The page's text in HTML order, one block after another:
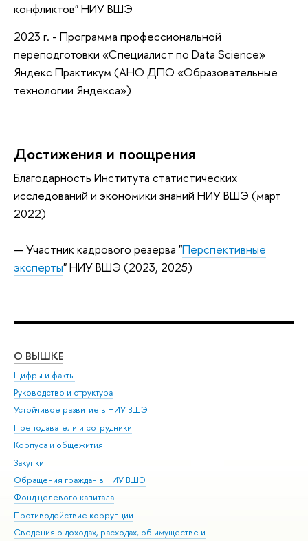
конфликтов" НИУ ВШЭ
2023 г. - Программа профессиональной
переподготовки «Специалист по Data Science»
Яндекс Практикум (АНО ДПО «Образовательные
технологии Яндекса»)
Достижения и поощрения
Благодарность Института статистических
исследований и экономики знаний НИУ ВШЭ (март
2022)
Участник кадрового резерва "Перспективные
эксперты" НИУ ВШЭ (2023, 2025)
О ВЫШКЕ
Цифры и факты
Руководство и структура
Устойчивое развитие в НИУ ВШЭ
Преподаватели и сотрудники
Корпуса и общежития
Закупки
Обращения граждан в НИУ ВШЭ
Фонд целевого капитала
Противодействие коррупции
Сведения о доходах, расходах, об имуществе и